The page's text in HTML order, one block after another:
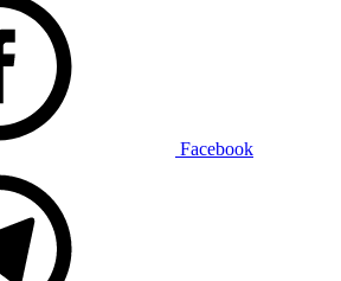
Facebook